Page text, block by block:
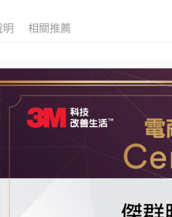
明 相關推薦